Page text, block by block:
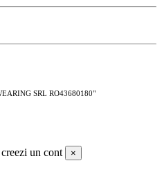
SRL RO43680180"
un cont ×